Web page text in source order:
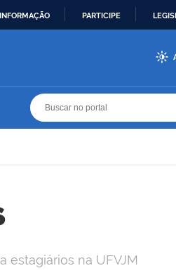
PARTICIPE
estagiários na UFVJM